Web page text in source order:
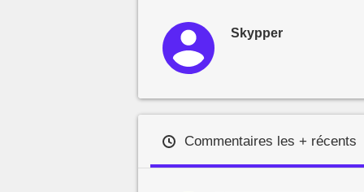
Skypper
Commentaires les + récents